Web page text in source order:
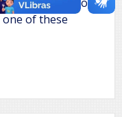
of these